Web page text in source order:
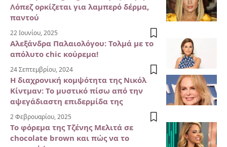
Λόπεζ ορκίζεται για λαμπερό δέρμα,
παντού
22 Ιουνίου, 2025
Αλεξάνδρα Παλαιολόγου: Τολμά με το
απόλυτο chic κούρεμα!
24 Σεπτεμβρίου, 2024
Η διαχρονική κομψότητα της Νικόλ
Κίντμαν: Το μυστικό πίσω από την
αψεγάδιαστη επιδερμίδα της
2 Φεβρουαρίου, 2025
Το φόρεμα της Τζένης Μελιτά σε
chocolate brown και πώς να το